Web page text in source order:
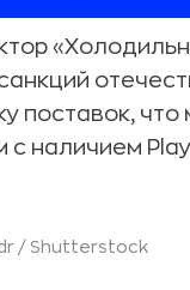
поставок,
наличием
/ Shutterstock